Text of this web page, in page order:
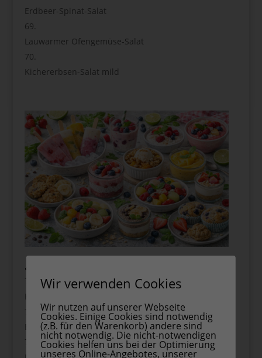
Erdbeer-Spinat-Salat
Lauwarmer Ofengemüse-Salat
Kichererbsen-Salat mild
🍓 Gesunde Sommer-Desserts (71–90)
Erdbeer-Joghurt-Eis
Bananen-Nicecream
Wir verwenden Cookies
Wir nutzen auf unserer Webseite
Cookies. Einige Cookies sind notwendig
(z.B. für den Warenkorb) andere sind
nicht notwendig. Die nicht-notwendigen
Cookies helfen uns bei der Optimierung
unseres Online-Angebotes, unserer